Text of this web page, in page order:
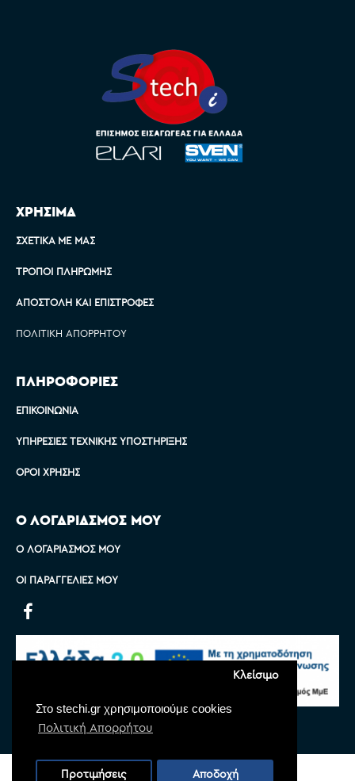
Στο stechi.gr χρησιμοποιούμε cookies
Πολιτική Απορρήτου
Κλείσιμο
Προτιμήσεις Αποδοχή
ΧΡΗΣΙΜΑ
ΣΧΕΤΙΚΆ ΜΕ ΜΑΣ
ΤΡΌΠΟΙ ΠΛΗΡΩΜΉΣ
ΑΠΟΣΤΟΛΉ ΚΑΙ ΕΠΙΣΤΡΟΦΈΣ
ΠΟΛΙΤΙΚΉ ΑΠΟΡΡΉΤΟΥ
ΠΛΗΡΟΦΟΡΙΕΣ
ΕΠΙΚΟΙΝΩΝΊΑ
ΥΠΗΡΕΣΊΕΣ ΤΕΧΝΙΚΉΣ ΥΠΟΣΤΉΡΙΞΗΣ
ΌΡΟΙ ΧΡΉΣΗΣ
Ο ΛΟΓΑΡΙΑΣΜΟΣ ΜΟΥ
Ο ΛΟΓΑΡΙΑΣΜΌΣ ΜΟΥ
ΟΙ ΠΑΡΑΓΓΕΛΊΕΣ ΜΟΥ
Copyright © 2022 Stechi, All Rights Reserved